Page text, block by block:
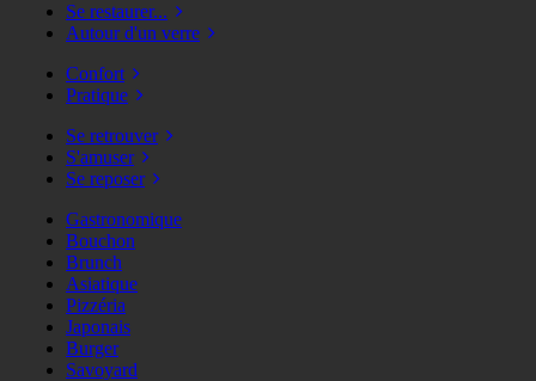
Se restaurer...
Autour d'un verre
Confort
Pratique
Se retrouver
S'amuser
Se reposer
Gastronomique
Bouchon
Brunch
Asiatique
Pizzéria
Japonais
Burger
Savoyard